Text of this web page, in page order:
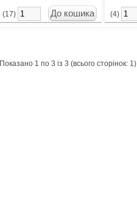
(17) (4)
Показано 1 по 3 із 3 (всього сторінок: 1)